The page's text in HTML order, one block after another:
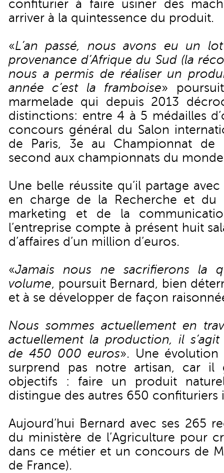
confiturier à faire usiner des
arriver à la quintessence du produit.
«L’an passé, nous avons eu un
provenance d’Afrique du Sud (la
nous a permis de réaliser un
année c’est la framboise»
marmelade qui depuis 2013
distinctions: entre 4 à 5 médailles
concours général du Salon
de Paris, 3e au Championnat de
second aux championnats du
Une belle réussite qu’il partage
en charge de la Recherche et du
marketing et de la
l’entreprise compte à présent huit
d’affaires d’un million d’euros.
«Jamais nous ne sacrifierons la
volume, poursuit Bernard, bien
et à se développer de façon
Nous sommes actuellement en
actuellement la production, il s’agit
de 450 000 euros». Une
surprend pas notre artisan, car il
objectifs : faire un produit
distingue des autres 650 confituriers
Aujourd’hui Bernard avec ses 265
du ministère de l’Agriculture pour
dans ce métier et un concours de
de France).